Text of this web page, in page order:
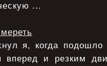
...
я, когда подошло
вперед и резким